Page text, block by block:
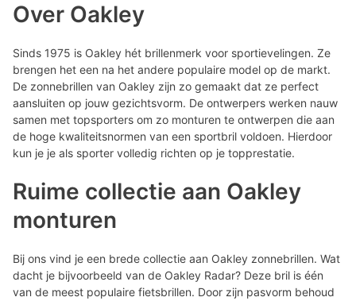
Over Oakley
Sinds 1975 is Oakley hét brillenmerk voor sportievelingen. Ze
brengen het een na het andere populaire model op de markt.
De zonnebrillen van Oakley zijn zo gemaakt dat ze perfect
aansluiten op jouw gezichtsvorm. De ontwerpers werken nauw
samen met topsporters om zo monturen te ontwerpen die aan
de hoge kwaliteitsnormen van een sportbril voldoen. Hierdoor
kun je je als sporter volledig richten op je topprestatie.
Ruime collectie aan Oakley
monturen
Bij ons vind je een brede collectie aan Oakley zonnebrillen. Wat
dacht je bijvoorbeeld van de Oakley Radar? Deze bril is één
van de meest populaire fietsbrillen. Door zijn pasvorm behoud